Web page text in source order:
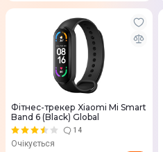
Фітнес-трекер Xiaomi Mi Smart
Band 6 (Black) Global
14
Очікується